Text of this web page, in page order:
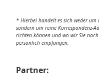
* Hierbei handelt es sich weder um
sondern um reine Korrespondenz-
richten können und wo wir Sie
persönlich empfangen.
Partner: